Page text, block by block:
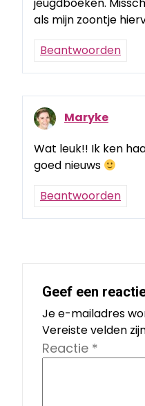
als mijn zoontje
Beantwoorden
Maryke
Wat leuk!! Ik ken
goed nieuws
Beantwoorden
Geef een
Je e-mailadres
Vereiste velden
Reactie *